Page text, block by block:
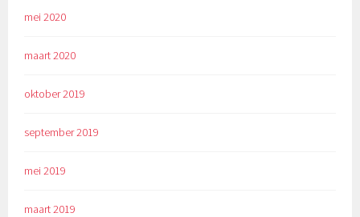
mei 2020
maart 2020
oktober 2019
september 2019
mei 2019
maart 2019